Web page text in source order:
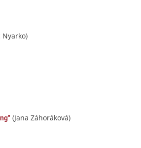
Nyarko)
(Jana Záhoráková)